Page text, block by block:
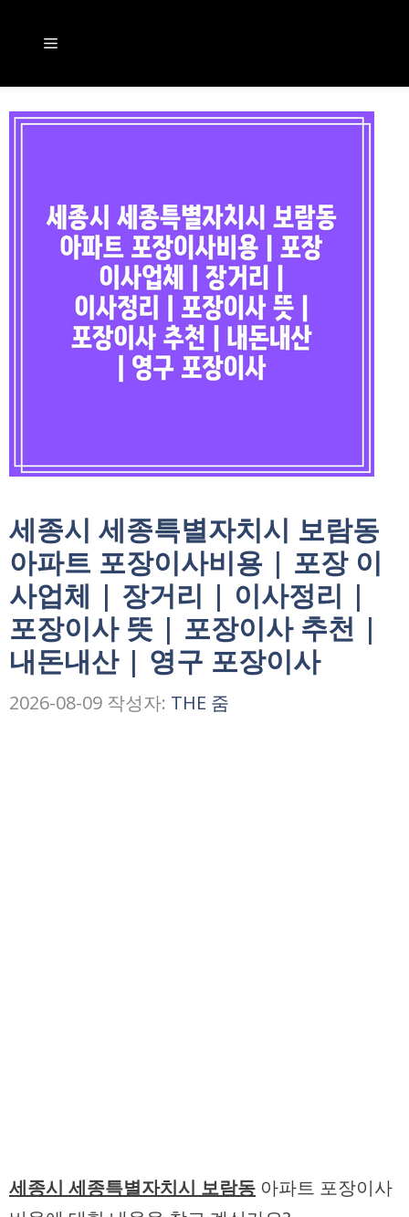
로
메
뉴
세종시 세종특별자치시 보람동
아파트 포장이사비용 | 포장 이
사업체 | 장거리 | 이사정리 |
포장이사 뜻 | 포장이사 추천 |
내돈내산 | 영구 포장이사
2026-08-09 작성자: THE 줌
세종시 세종특별자치시 보람동 아파트 포장이사